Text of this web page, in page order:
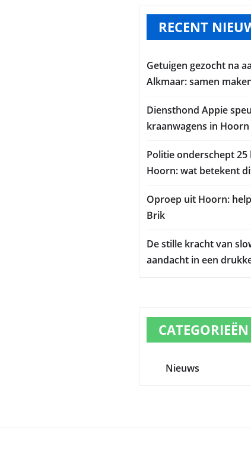
RECENT
Getuigen gezocht na
Alkmaar: samen
Diensthond Appie
kraanwagens in Hoorn
Politie onderschept
Hoorn: wat betekent
Oproep uit Hoorn:
Brik
De stille kracht van
aandacht in een
CATEGORIEËN
Nieuws